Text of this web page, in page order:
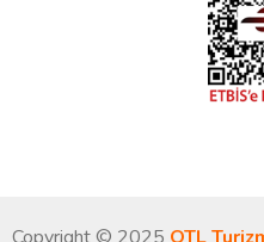
Copyright © 2025 OTL